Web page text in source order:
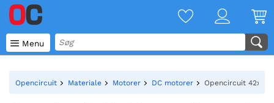
 Menu
Opencircuit Materiale Motorer DC motorer Opencircuit